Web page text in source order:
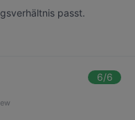
passt.
6/6